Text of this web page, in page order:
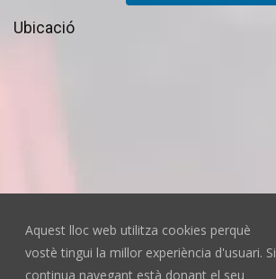
Aquest lloc web utilitza cookies perquè
vostè tingui la millor experiència d'usuari. Si
continua navegant està donant el seu
Ubicació